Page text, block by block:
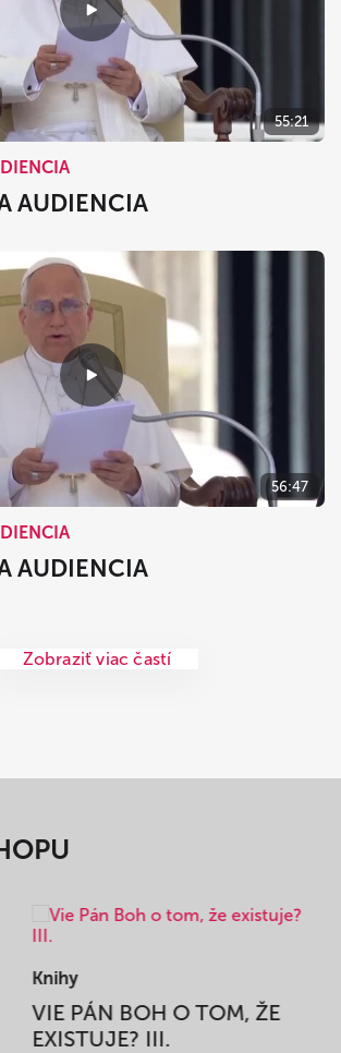
55:21
AUDIENCIA
56:47
AUDIENCIA
Zobraziť viac častí
Knihy
VIE PÁN BOH O TOM, ŽE
EXISTUJE? III.